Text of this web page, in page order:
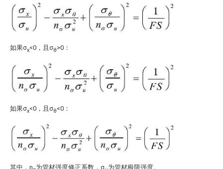
如果σx<0，且σθ>0：
如果σx<0，且σθ<0：
其中，n 为管材强度修正系数，σ 为管材极限强度。